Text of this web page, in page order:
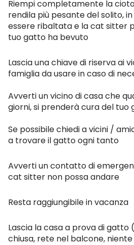
Riempi completamente la
rendila più pesante del solito,
essere ribaltata e la cat sitter
tuo gatto ha bevuto
Lascia una chiave di riserva ai
famiglia da usare in caso di
Avverti un vicino di casa che
giorni, si prenderà cura del tuo
Se possibile chiedi a vicini /
a trovare il gatto ogni tanto
Avverti un contatto di
cat sitter non possa andare
Resta raggiungibile in vacanza
Lascia la casa a prova di gatto
chiusa, rete nel balcone,